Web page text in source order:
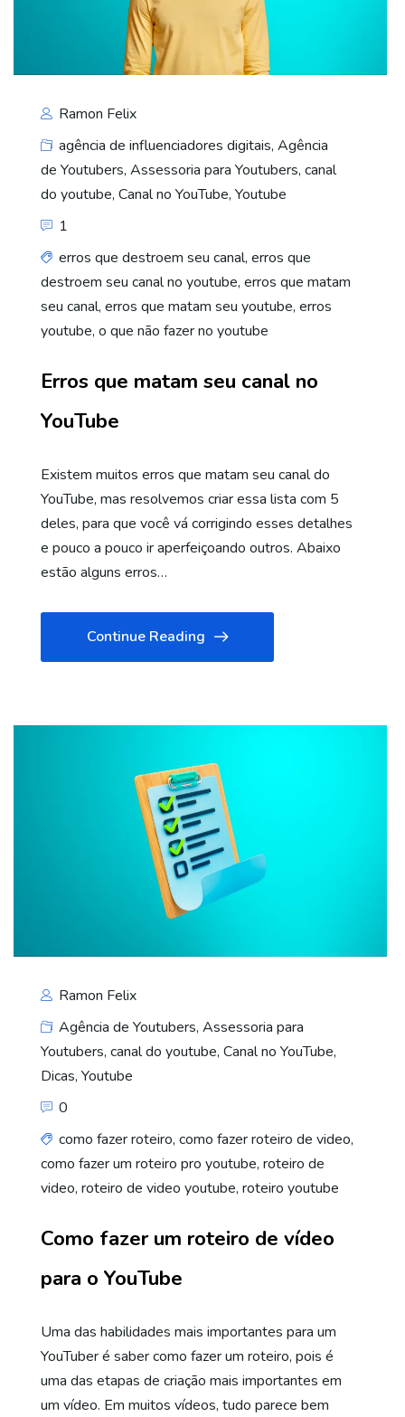
Ramon Felix
agência de influenciadores digitais, Agência
de Youtubers, Assessoria para Youtubers, canal
do youtube, Canal no YouTube, Youtube
1
erros que destroem seu canal, erros que
destroem seu canal no youtube, erros que matam
seu canal, erros que matam seu youtube, erros
youtube, o que não fazer no youtube
Erros que matam seu canal no
YouTube
Existem muitos erros que matam seu canal do
YouTube, mas resolvemos criar essa lista com 5
deles, para que você vá corrigindo esses detalhes
e pouco a pouco ir aperfeiçoando outros. Abaixo
estão alguns erros…
Continue Reading
Ramon Felix
Agência de Youtubers, Assessoria para
Youtubers, canal do youtube, Canal no YouTube,
Dicas, Youtube
0
como fazer roteiro, como fazer roteiro de video,
como fazer um roteiro pro youtube, roteiro de
video, roteiro de video youtube, roteiro youtube
Como fazer um roteiro de vídeo
para o YouTube
Uma das habilidades mais importantes para um
YouTuber é saber como fazer um roteiro, pois é
uma das etapas de criação mais importantes em
um vídeo. Em muitos vídeos, tudo parece bem